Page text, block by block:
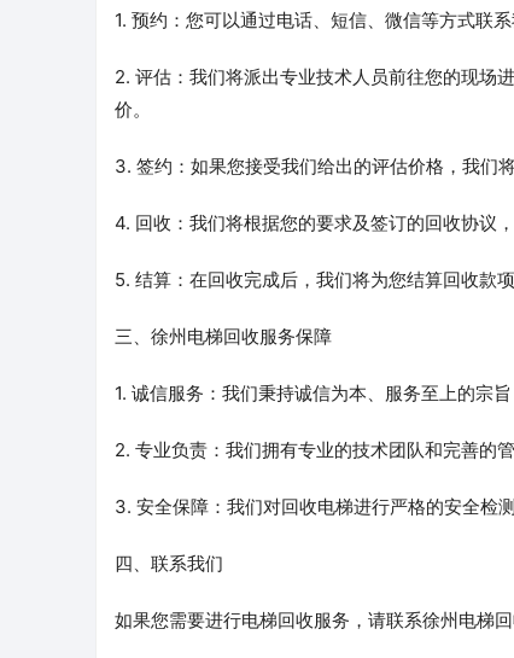
1. 预约：您可以通过电话、短信、微信等方式联
2. 评估：我们将派出专业技术人员前往您的现场
价。
3. 签约：如果您接受我们给出的评估价格，我们
4. 回收：我们将根据您的要求及签订的回收协议
5. 结算：在回收完成后，我们将为您结算回收款
三、徐州电梯回收服务保障
1. 诚信服务：我们秉持诚信为本、服务至上的宗
2. 专业负责：我们拥有专业的技术团队和完善的
3. 安全保障：我们对回收电梯进行严格的安全检
四、联系我们
如果您需要进行电梯回收服务，请联系徐州电梯